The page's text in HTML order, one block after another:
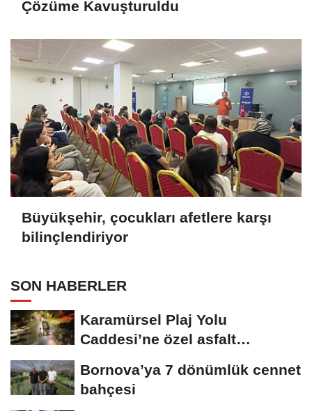
Çözüme Kavuşturuldu
Büyükşehir, çocukları afetlere karşı
bilinçlendiriyor
SON HABERLER
Karamürsel Plaj Yolu
Caddesi’ne özel asfalt
Bornova’ya 7 dönümlük cennet
bahçesi